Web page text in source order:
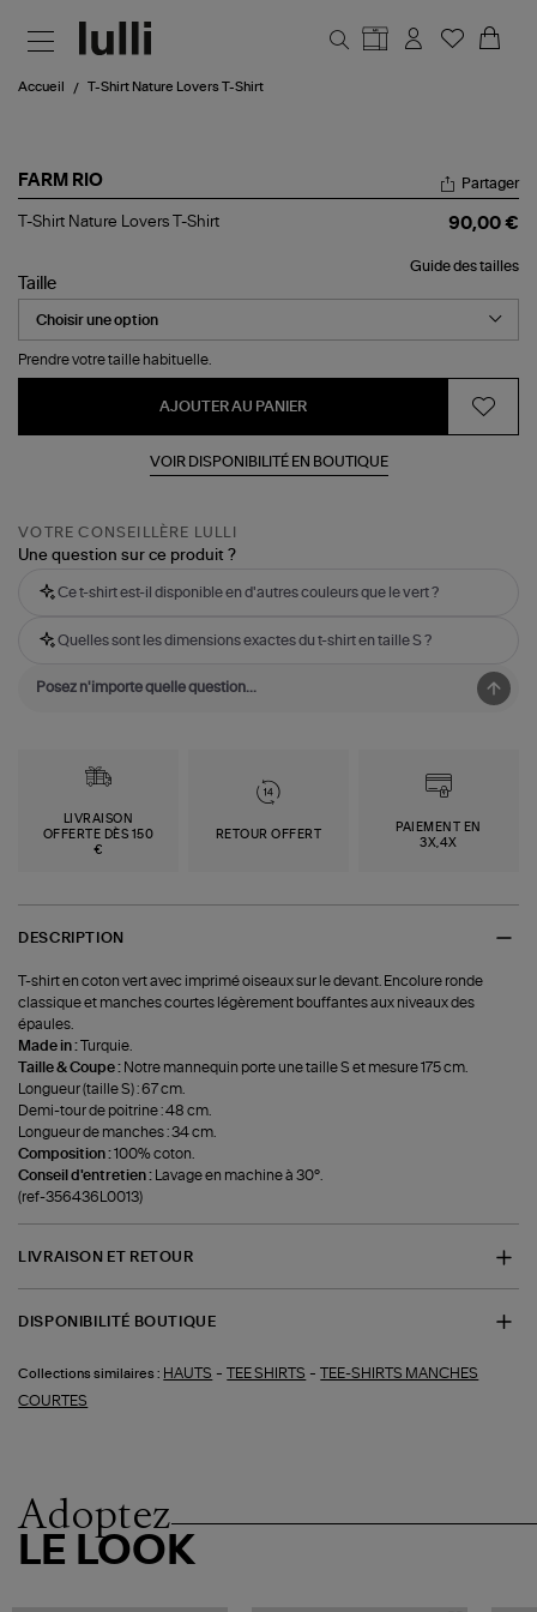
Accueil T-Shirt Nature Lovers T-Shirt
FARM RIO
T-
Lovers
T-
Shirt
Partager
T-Shirt Nature Lovers T-Shirt 90,00 €
Guide des tailles
Taille
Prendre votre taille habituelle.
AJOUTER AU PANIER
VOIR DISPONIBILITÉ EN BOUTIQUE
VOTRE CONSEILLÈRE LULLI
Une question sur ce produit ?
Ce t-shirt est-il disponible en d'autres couleurs que le vert ?
Quelles sont les dimensions exactes du t-shirt en taille S ?
LIVRAISON
OFFERTE DÈS 150
€
RETOUR OFFERT
PAIEMENT EN
3X,4X
DESCRIPTION
T-shirt en coton vert avec imprimé oiseaux sur le devant. Encolure ronde
classique et manches courtes légèrement bouffantes aux niveaux des
épaules.
Made in :
Turquie.
Taille & Coupe : Notre mannequin porte une taille S et mesure 175 cm.
Longueur (taille S) : 67 cm.
Demi-tour de poitrine : 48 cm.
Longueur de manches : 34 cm.
Composition :100% coton.
Conseil d'entretien : Lavage en machine à 30°.
(ref-356436L0013)
LIVRAISON ET RETOUR
DISPONIBILITÉ BOUTIQUE
Collections similaires : HAUTS -TEE SHIRTS -TEE-SHIRTS MANCHES
COURTES
Adoptez
LE LOOK